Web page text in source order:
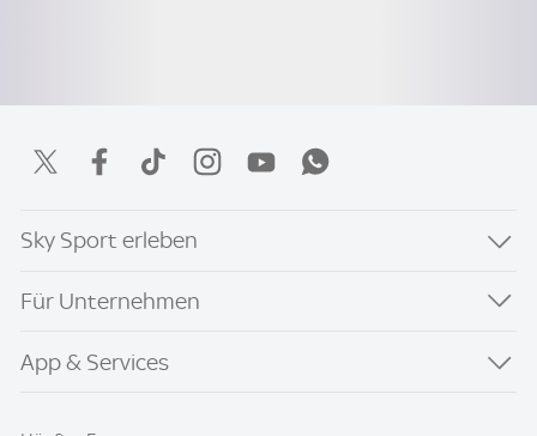
Sky Sport erleben
Für Unternehmen
App & Services